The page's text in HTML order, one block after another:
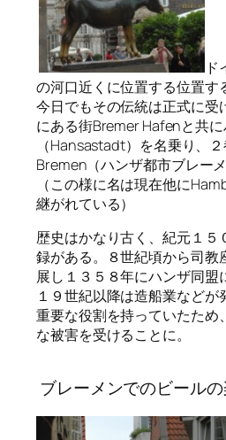
の河口近くに位置する位置す
今日でもその伝統は正式に受
にある街Bremer Hafenと共
（Hansastadt）を名乗り、
Bremen（ハンザ都市ブレー
（この様に名は現在他に
継がれている）
歴史はかなり古く、紀元１５
録がある。８世紀頃から司教
展し１３５８年にハンザ同盟
１９世紀以降は造船業などが
重要な役割を持っていたため
な被害を受けることに。
ブレーメンでのビール